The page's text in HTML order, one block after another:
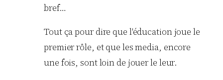
bref…
Tout ça pour dire que l'éducation joue le
premier rôle, et que les media, encore
une fois, sont loin de jouer le leur.